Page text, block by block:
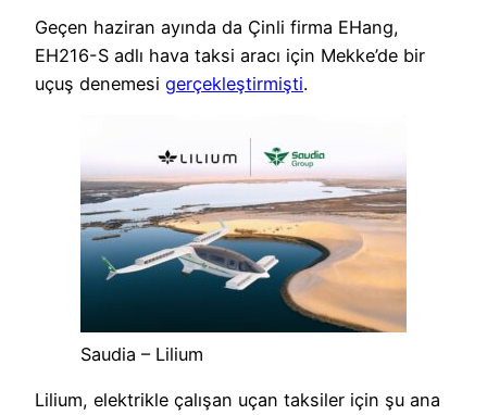
Geçen haziran ayında da Çinli firma EHang,
EH216-S adlı hava taksi aracı için Mekke’de bir
uçuş denemesi gerçekleştirmişti.
Saudia – Lilium
Lilium, elektrikle çalışan uçan taksiler için şu ana